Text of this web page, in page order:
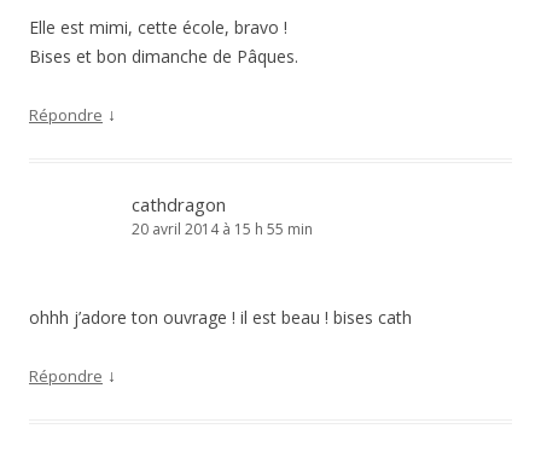
Elle est mimi, cette école, bravo !
Bises et bon dimanche de Pâques.
Répondre ↓
cathdragon
20 avril 2014 à 15 h 55 min
ohhh j’adore ton ouvrage ! il est beau ! bises cath
Répondre ↓